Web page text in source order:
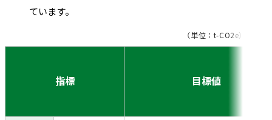
ています。
（単位：t-CO2e）
指標 目標値